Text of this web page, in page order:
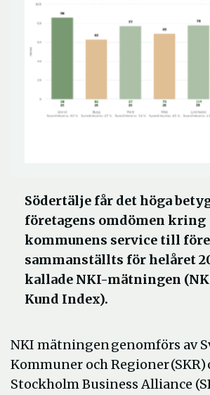
Södertälje får det höga
företagens omdömen kring
kommunens service till
sammanställts för helåret
kallade NKI-mätningen
Kund Index).
NKI mätningen genomförs av
Kommuner och Regioner (SKR)
Stockholm Business Alliance